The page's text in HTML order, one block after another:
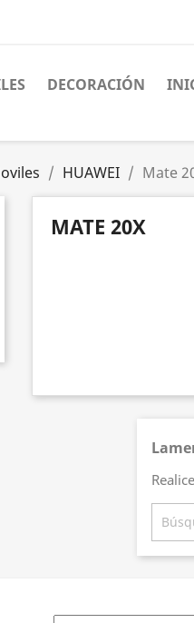
DECORACIÓN
HUAWEI Mate
MATE 20X